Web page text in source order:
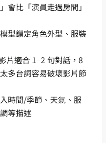
會比「演員走過房間」
型鎖定角色外型、服裝
片適合 1–2 句對話，8
多台詞容易破壞影片節
時間/季節、天氣、服
等描述